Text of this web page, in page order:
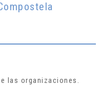
las organizaciones.